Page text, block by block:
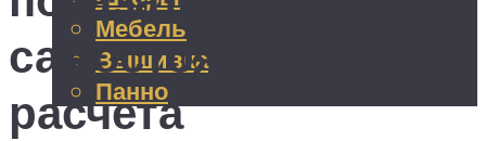
Мебель
Вышивка
Панно
самостоятельного
расчета